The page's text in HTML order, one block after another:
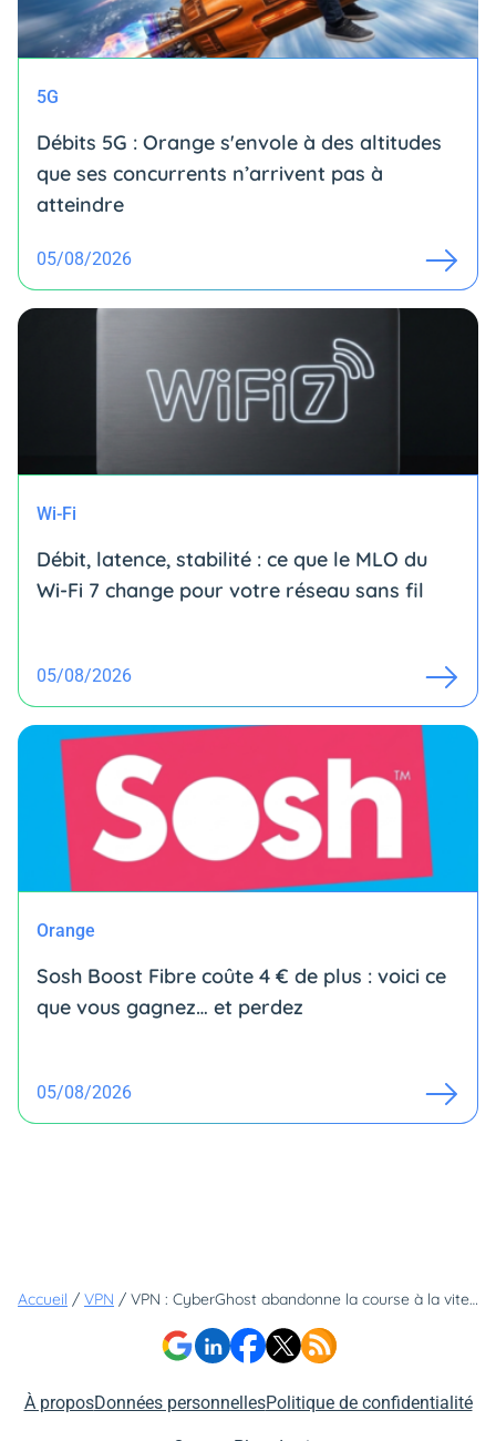
5G
Débits 5G : Orange s'envole à des altitudes
que ses concurrents n’arrivent pas à
atteindre
05/08/2026
Wi-Fi
Débit, latence, stabilité : ce que le MLO du
Wi-Fi 7 change pour votre réseau sans fil
05/08/2026
Orange
Sosh Boost Fibre coûte 4 € de plus : voici ce
que vous gagnez… et perdez
05/08/2026
Accueil / VPN / VPN : CyberGhost abandonne la course à la vitesse pour cette stratégie qui change tout
À proposDonnées personnellesPolitique de confidentialité